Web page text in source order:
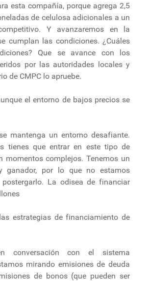
esta compañía, porque agrega 2,5
de celulosa adicionales a un
Y avanzaremos en la
cumplan las condiciones. ¿Cuáles
Que se avance con los
por las autoridades locales y
de CMPC lo apruebe.
el entorno de bajos precios se
mantenga un entorno desafiante.
tienes que entrar en este tipo de
momentos complejos. Tenemos un
ganador, por lo que no estamos
postergarlo. La odisea de financiar
estrategias de financiamiento de
conversación con el sistema
mirando emisiones de deuda
de bonos (que pueden ser